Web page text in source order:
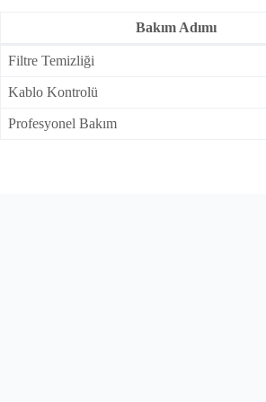
Bakım Adımı
Filtre Temizliği
Kablo Kontrolü
Profesyonel Bakım